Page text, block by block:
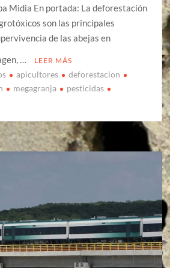
Midia En portada: La deforestación
son las principales
de las abejas en
…
LEER MÁS
apicultores
deforestacion
megagranja
pesticidas